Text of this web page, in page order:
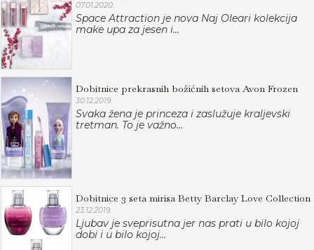
07.01.2020.
Space Attraction je nova Naj Oleari kolekcija
make upa za jesen i...
Dobitnice prekrasnih božićnih setova Avon Frozen
30.12.2019.
Svaka žena je princeza i zaslužuje kraljevski
tretman. To je važno...
Dobitnice 3 seta mirisa Betty Barclay Love Collection
23.12.2019.
Ljubav je sveprisutna jer nas prati u bilo kojoj
dobi i u bilo kojoj...